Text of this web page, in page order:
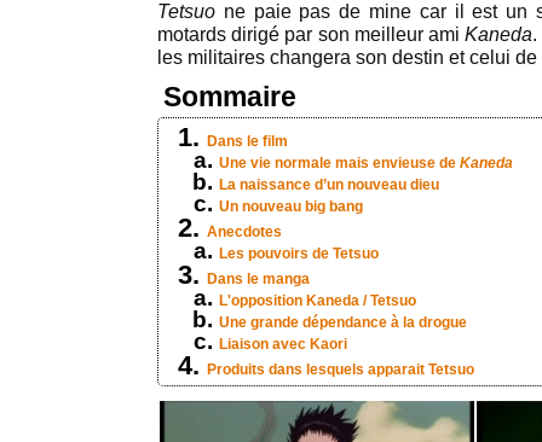
Tetsuo ne paie pas de mine car il est un
motards dirigé par son meilleur amiKaneda
les militaires changera son destin et celui de
Sommaire
Dans le film
Une vie normale mais envieuse de Kaneda
La naissance d’un nouveau dieu
Un nouveau big bang
Anecdotes
Les pouvoirs de Tetsuo
Dans le manga
L'opposition Kaneda / Tetsuo
Une grande dépendance à la drogue
Liaison avec Kaori
Produits dans lesquels apparait Tetsuo